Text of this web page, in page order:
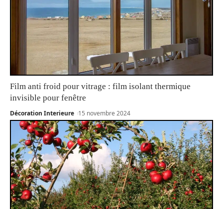
Film anti froid pour vitrage : film isolant thermique
invisible pour fenêtre
Décoration Interieure 15 novembre 2024